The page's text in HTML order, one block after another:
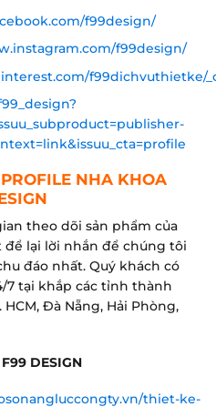
f99design/
f99design/
f99dichvuthietke/
PROFILE NHA KHOA
theo dõi sản phẩm của
lại lời nhắn để chúng tôi
đáo nhất. Quý khách có
7 tại khắp các tỉnh thành
HCM, Đà Nẵng, Hải Phòng,
DESIGN
thiet-ke-